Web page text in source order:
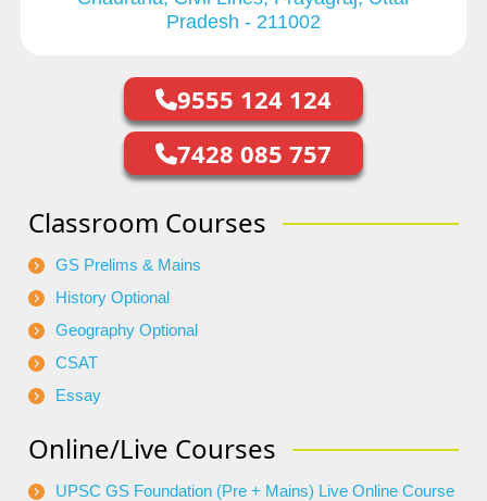
Pradesh - 211002
9555 124 124
7428 085 757
Classroom Courses
GS Prelims & Mains
History Optional
Geography Optional
CSAT
Essay
Online/Live Courses
UPSC GS Foundation (Pre + Mains) Live Online Course